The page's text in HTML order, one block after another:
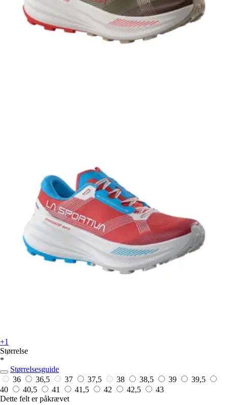
+1
Størrelse
*
Størrelsesguide
36
36,5 37 37,5 38 38,5 39
39,5
40
40,5 41 41,5 42 42,5
43
Dette felt er påkrævet